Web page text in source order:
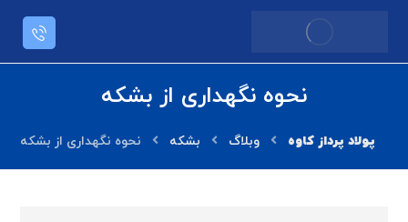
نحوه نگهداری از بشکه
وبلاگ بشکه نحوه نگهداری از بشکه